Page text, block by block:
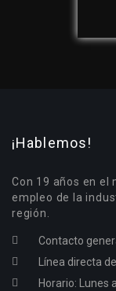
¡Hablemos!
Con 19 años en el
empleo de la
región.
Contacto
Línea directa
Horario: Lunes